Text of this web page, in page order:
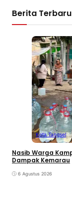
Berita Terbaru
Kota Tangsel
Nasib Warga
Dampak Kemarau
6 Agustus 2026